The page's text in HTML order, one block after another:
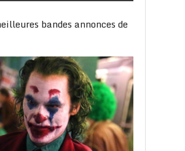
bandes annonces de